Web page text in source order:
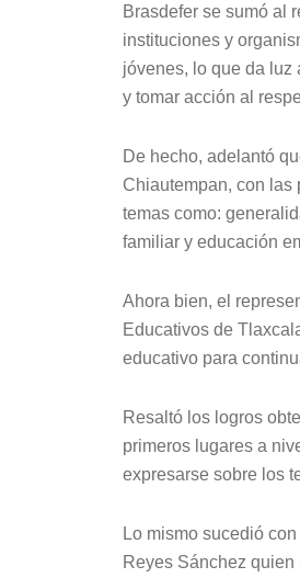
Brasdefer se sumó al
instituciones y
jóvenes, lo que da luz
y tomar acción al
De hecho, adelantó
Chiautempan, con las
temas como:
familiar y educación
Ahora bien, el
Educativos de
educativo para
Resaltó los logros
primeros lugares a
expresarse sobre los
Lo mismo sucedió
Reyes Sánchez